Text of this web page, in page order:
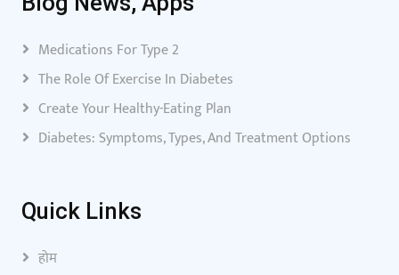
Medications For Type 2
The Role Of Exercise In Diabetes
Create Your Healthy-Eating Plan
Diabetes: Symptoms, Types, And Treatment Options
Quick Links
होम